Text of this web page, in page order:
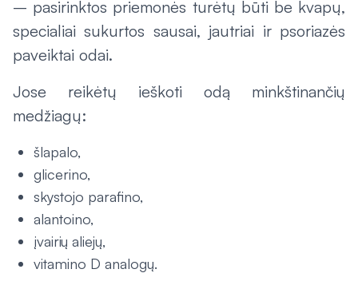
– pasirinktos priemonės turėtų būti be kvapų,
specialiai sukurtos sausai, jautriai ir psoriazės
paveiktai odai.
Jose reikėtų ieškoti odą minkštinančių
medžiagų:
šlapalo,
glicerino,
skystojo parafino,
alantoino,
įvairių aliejų,
vitamino D analogų.